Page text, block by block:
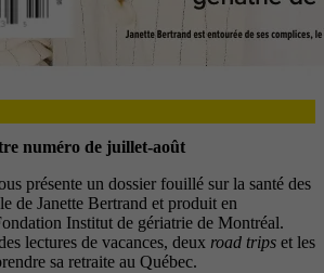
numéro de juillet-août
présente un dossier fouillé sur la santé des
de Janette Bertrand et produit en
Institut de gériatrie de Montréal.
lectures de vacances, deux road trips et les
sa retraite au Québec.